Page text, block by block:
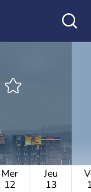
Mer
12
Jeu
13